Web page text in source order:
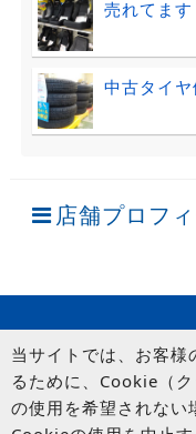
売れてます
中古タイヤ
店舗プロフ
当サイトでは、お客
るために、Cookie（
の使用を希望されない